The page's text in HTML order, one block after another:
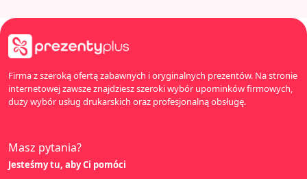
Firma z szeroką ofertą zabawnych i oryginalnych prezentów. Na stronie
internetowej zawsze znajdziesz szeroki wybór upominków firmowych,
duży wybór usług drukarskich oraz profesjonalną obsługę.
Masz pytania?
Jesteśmy tu, aby Ci pomóci